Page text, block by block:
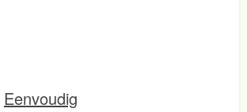
Eenvoudig